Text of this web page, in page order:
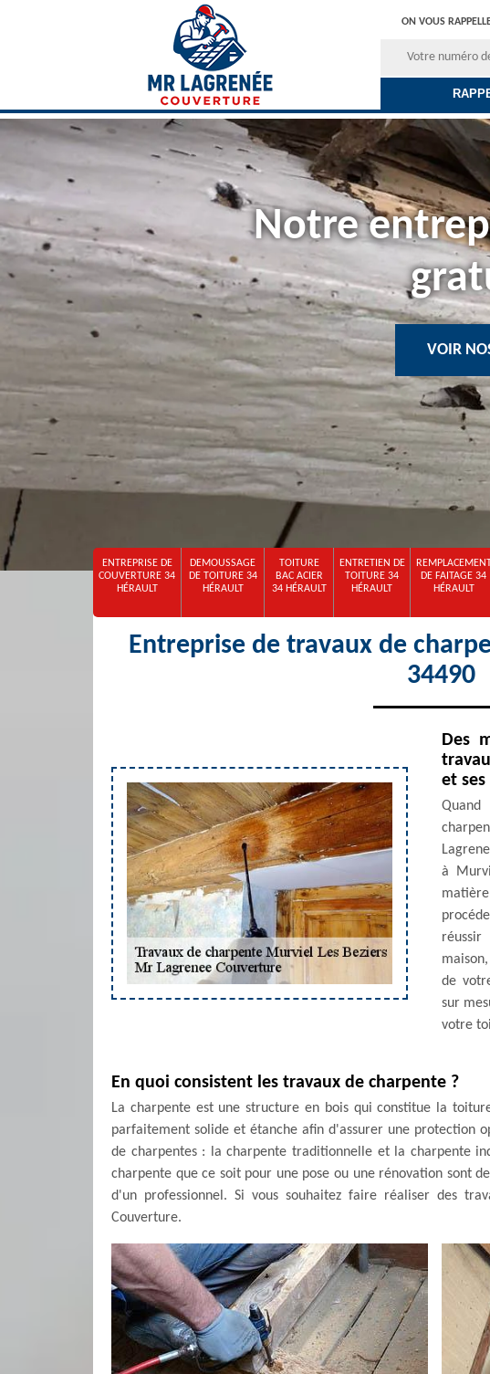
ON VOUS
Notre
VOIR
ENTREPRISE DE
COUVERTURE 34
HÉRAULT
DEMOUSSAGE
DE TOITURE 34
HÉRAULT
TOITURE
BAC ACIER
34 HÉRAULT
ENTRETIEN DE
TOITURE 34
HÉRAULT
DE FAITAGE 34
HÉRAULT
Entreprise de travaux de
34490
Des
et
à
de
sur
votre
En quoi consistent les travaux de charpente ?
La charpente est une structure en bois qui constitue la
parfaitement solide et étanche afin d'assurer une protection
de charpentes : la charpente traditionnelle et la charpente
charpente que ce soit pour une pose ou une rénovation sont
d'un professionnel. Si vous souhaitez faire réaliser des
Couverture.